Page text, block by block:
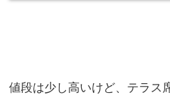
値段は少し高いけど、テラス